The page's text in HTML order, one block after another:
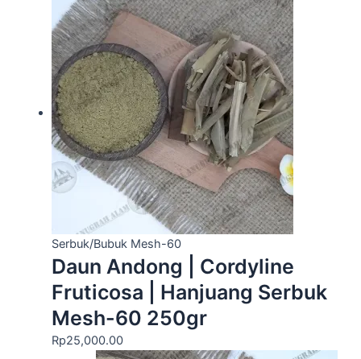
Serbuk/Bubuk Mesh-60
Daun Andong | Cordyline
Fruticosa | Hanjuang Serbuk
Mesh-60 250gr
Rp25,000.00